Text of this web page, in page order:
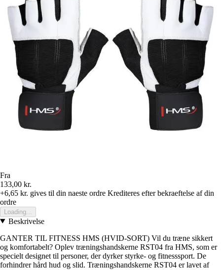
Fra
133,00 kr.
+6,65 kr. gives til din naeste ordre Krediteres efter bekraeftelse af din
ordre
Loading...
Beskrivelse
GANTER TIL FITNESS HMS (HVID-SORT) Vil du træne sikkert
og komfortabelt? Oplev træningshandskerne RST04 fra HMS, som er
specielt designet til personer, der dyrker styrke- og fitnesssport. De
forhindrer hård hud og slid. Træningshandskerne RST04 er lavet af